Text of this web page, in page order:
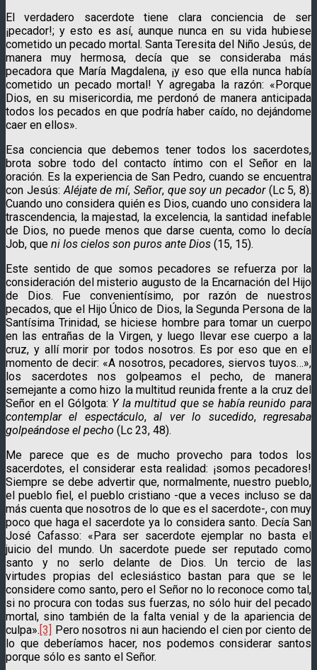
El verdadero sacerdote tiene clara conciencia de ser
¡pecador!; y esto es así, aunque nunca en su vida hubiese
cometido un pecado mortal. Santa Teresita del Niño Jesús, de
manera muy hermosa, decía que se consideraba más
pecadora que María Magdalena, ¡y eso que ella nunca había
cometido un pecado mortal! Y agregaba la razón: «Porque
Dios, en su misericordia, me perdonó de manera anticipada
todos los pecados en que podría haber caído, no dejándome
caer en ellos».
Esa conciencia que debemos tener todos los sacerdotes,
brota sobre todo del contacto íntimo con el Señor en la
oración. Es la experiencia de San Pedro, cuando se encuentra
con Jesús:Aléjate de mí, Señor,que soy un pecador(Lc 5, 8).
Cuando uno considera quién es Dios, cuando uno considera la
trascendencia, la majestad, la excelencia, la santidad inefable
de Dios, no puede menos que darse cuenta, como lo decía
Job, que ni los cielos son puros ante Dios (15, 15).
Este sentido de que somos pecadores se refuerza por la
consideración del misterio augusto de la Encarnación del Hijo
de Dios. Fue convenientísimo, por razón de nuestros
pecados, que el Hijo Único de Dios, la Segunda Persona de la
Santísima Trinidad, se hiciese hombre para tomar un cuerpo
en las entrañas de la Virgen, y luego llevar ese cuerpo a la
cruz, y allí morir por todos nosotros. Es por eso que en el
momento de decir: «A nosotros, pecadores, siervos tuyos…»,
los sacerdotes nos golpeamos el pecho, de manera
semejante a como hizo la multitud reunida frente a la cruz del
Señor en el Gólgota: Y la multitud que se había reunido para
contemplar el espectáculo,al ver lo sucedido,regresaba
golpeándose el pecho (Lc 23, 48).
Me parece que es de mucho provecho para todos los
sacerdotes, el considerar esta realidad: ¡somos pecadores!
Siempre se debe advertir que, normalmente, nuestro pueblo,
el pueblo fiel, el pueblo cristiano -que a veces incluso se da
más cuenta que nosotros de lo que es el sacerdote-, con muy
poco que haga el sacerdote ya lo considera santo. Decía San
José Cafasso: «Para ser sacerdote ejemplar no basta el
juicio del mundo. Un sacerdote puede ser reputado como
santo y no serlo delante de Dios. Un tercio de las
virtudes propias del eclesiástico bastan para que se le
considere como santo, pero el Señor no lo reconoce como tal,
si no procura con todas sus fuerzas, no sólo huir del pecado
mortal, sino también de la falta venial y de la apariencia de
culpa».[3] Pero nosotros ni aun haciendo el cien por ciento de
lo que deberíamos hacer, nos podemos considerar santos
porque sólo es santo el Señor.